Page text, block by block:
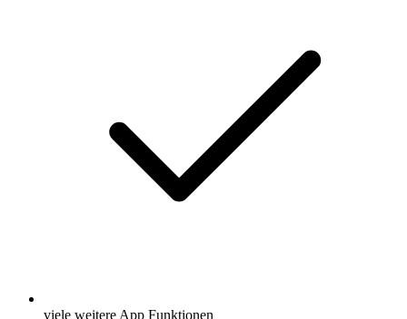
viele weitere App Funktionen